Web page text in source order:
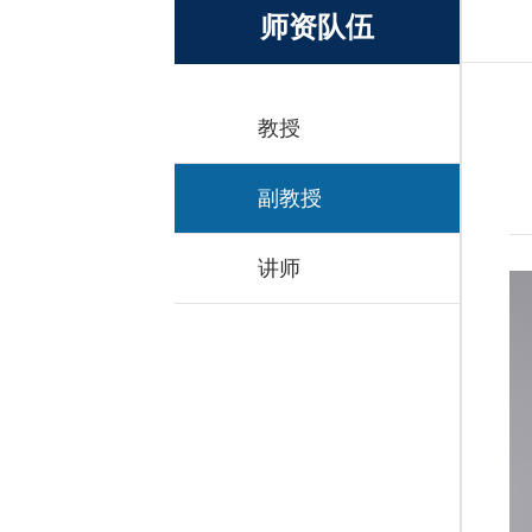
师资队伍
教授
副教授
讲师